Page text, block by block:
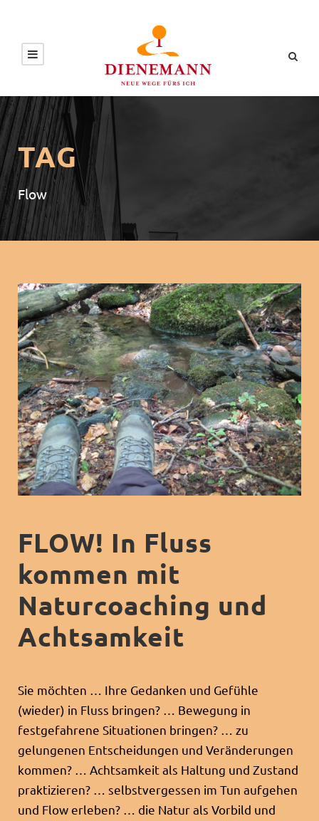
TAG
Flow
FLOW! In Fluss
kommen mit
Naturcoaching und
Achtsamkeit
Sie möchten … Ihre Gedanken und Gefühle
(wieder) in Fluss bringen? … Bewegung in
festgefahrene Situationen bringen? … zu
gelungenen Entscheidungen und Veränderungen
kommen? … Achtsamkeit als Haltung und Zustand
praktizieren? … selbstvergessen im Tun aufgehen
und Flow erleben? … die Natur als Vorbild und